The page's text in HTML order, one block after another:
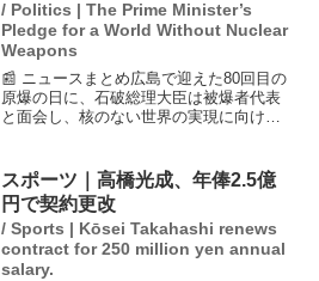
/ Politics | The Prime Minister’s
Pledge for a World Without Nuclear
Weapons
📰 ニュースまとめ広島で迎えた80回目の
原爆の日に、石破総理大臣は被爆者代表
と面会し、核のない世界の実現に向けた
記憶を継承する必要性も訴えました。ま
た、未来の世代に戦争...
スポーツ｜高橋光成、年俸2.5億
円で契約更改
/ Sports | Kōsei Takahashi renews
contract for 250 million yen annual
salary.